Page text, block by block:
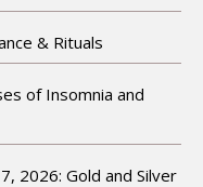
& Rituals
of Insomnia and
2026: Gold and Silver